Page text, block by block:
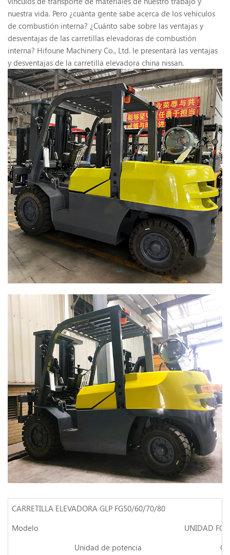
nuestra vida. Pero ¿cuánta gente sabe acerca de los vehículos
de combustión interna? ¿Cuánto sabe sobre las ventajas y
desventajas de las carretillas elevadoras de combustión
interna? Hifoune Machinery Co., Ltd. le presentará las ventajas
y desventajas de la carretilla elevadora china nissan.
CARRETILLA ELEVADORA GLP FG50/60/70/80
Modelo
UNIDAD
Unidad de potencia